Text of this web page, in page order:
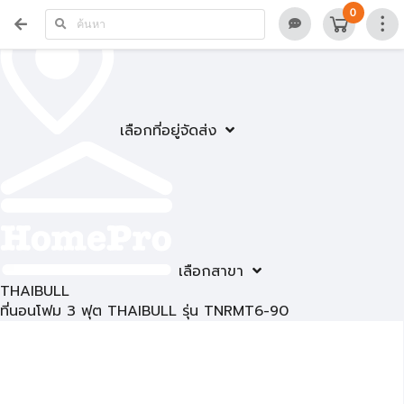
เลือกที่อยู่จัดส่ง
เลือกสาขา
0
THAIBULL
ที่นอนโฟม 3 ฟุต THAIBULL รุ่น TNRMT6-90